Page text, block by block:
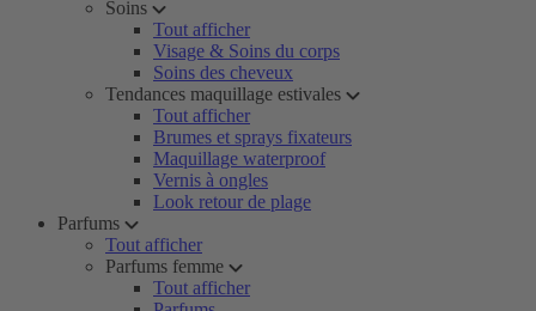
Soins
Tout afficher
Visage & Soins du corps
Soins des cheveux
Tendances maquillage estivales
Tout afficher
Brumes et sprays fixateurs
Maquillage waterproof
Vernis à ongles
Look retour de plage
Parfums
Tout afficher
Parfums femme
Tout afficher